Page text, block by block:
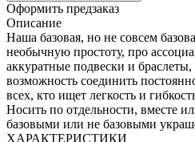
Оформить предзаказ
Описание
Наша базовая, но не совсем
необычную простоту, про
аккуратные подвески и
возможность соединить
всех, кто ищет легкость и
Носить по отдельности, вместе
базовыми или не базовыми
ХАРАКТЕРИСТИКИ